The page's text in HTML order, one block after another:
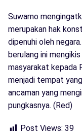
​Suwarno
merupakan hak
dipenuhi oleh
berulang ini
masyarakat kepada
menjadi tempat
ancaman yang
pungkasnya. (Red)
Post Views: 39